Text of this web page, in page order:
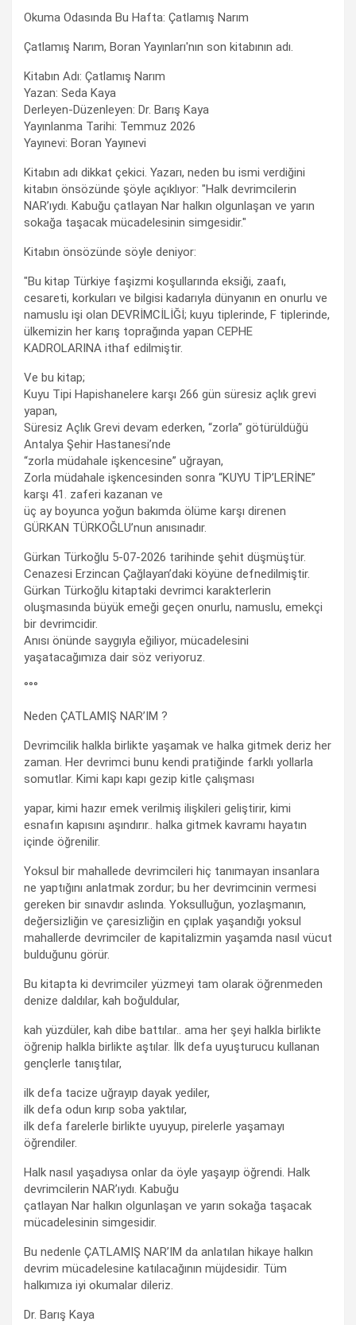
Okuma Odasında Bu Hafta: Çatlamış Narım
Çatlamış Narım, Boran Yayınları'nın son kitabının adı.
Kitabın Adı: Çatlamış Narım
Yazan: Seda Kaya
Derleyen-Düzenleyen: Dr. Barış Kaya
Yayınlanma Tarihi: Temmuz 2026
Yayınevi: Boran Yayınevi
Kitabın adı dikkat çekici. Yazarı, neden bu ismi verdiğini
kitabın önsözünde şöyle açıklıyor: "Halk devrimcilerin
NAR’ıydı. Kabuğu çatlayan Nar halkın olgunlaşan ve yarın
sokağa taşacak mücadelesinin simgesidir."
Kitabın önsözünde söyle deniyor:
"Bu kitap Türkiye faşizmi koşullarında eksiği, zaafı,
cesareti, korkuları ve bilgisi kadarıyla dünyanın en onurlu ve
namuslu işi olan DEVRİMCİLİĞİ; kuyu tiplerinde, F tiplerinde,
ülkemizin her karış toprağında yapan CEPHE
KADROLARINA ithaf edilmiştir.
Ve bu kitap;
Kuyu Tipi Hapishanelere karşı 266 gün süresiz açlık grevi
yapan,
Süresiz Açlık Grevi devam ederken, “zorla” götürüldüğü
Antalya Şehir Hastanesi’nde
“zorla müdahale işkencesine” uğrayan,
Zorla müdahale işkencesinden sonra “KUYU TİP’LERİNE”
karşı 41. zaferi kazanan ve
üç ay boyunca yoğun bakımda ölüme karşı direnen
GÜRKAN TÜRKOĞLU’nun anısınadır.
Gürkan Türkoğlu 5-07-2026 tarihinde şehit düşmüştür.
Cenazesi Erzincan Çağlayan’daki köyüne defnedilmiştir.
Gürkan Türkoğlu kitaptaki devrimci karakterlerin
oluşmasında büyük emeği geçen onurlu, namuslu, emekçi
bir devrimcidir.
Anısı önünde saygıyla eğiliyor, mücadelesini
yaşatacağımıza dair söz veriyoruz.
°°°
Neden ÇATLAMIŞ NAR’IM ?
Devrimcilik halkla birlikte yaşamak ve halka gitmek deriz her
zaman. Her devrimci bunu kendi pratiğinde farklı yollarla
somutlar. Kimi kapı kapı gezip kitle çalışması
yapar, kimi hazır emek verilmiş ilişkileri geliştirir, kimi
esnafın kapısını aşındırır.. halka gitmek kavramı hayatın
içinde öğrenilir.
Yoksul bir mahallede devrimcileri hiç tanımayan insanlara
ne yaptığını anlatmak zordur; bu her devrimcinin vermesi
gereken bir sınavdır aslında. Yoksulluğun, yozlaşmanın,
değersizliğin ve çaresizliğin en çıplak yaşandığı yoksul
mahallerde devrimciler de kapitalizmin yaşamda nasıl vücut
bulduğunu görür.
Bu kitapta ki devrimciler yüzmeyi tam olarak öğrenmeden
denize daldılar, kah boğuldular,
kah yüzdüler, kah dibe battılar.. ama her şeyi halkla birlikte
öğrenip halkla birlikte aştılar. İlk defa uyuşturucu kullanan
gençlerle tanıştılar,
ilk defa tacize uğrayıp dayak yediler,
ilk defa odun kırıp soba yaktılar,
ilk defa farelerle birlikte uyuyup, pirelerle yaşamayı
öğrendiler.
Halk nasıl yaşadıysa onlar da öyle yaşayıp öğrendi. Halk
devrimcilerin NAR’ıydı. Kabuğu
çatlayan Nar halkın olgunlaşan ve yarın sokağa taşacak
mücadelesinin simgesidir.
Bu nedenle ÇATLAMIŞ NAR’IM da anlatılan hikaye halkın
devrim mücadelesine katılacağının müjdesidir. Tüm
halkımıza iyi okumalar dileriz.
Dr. Barış Kaya